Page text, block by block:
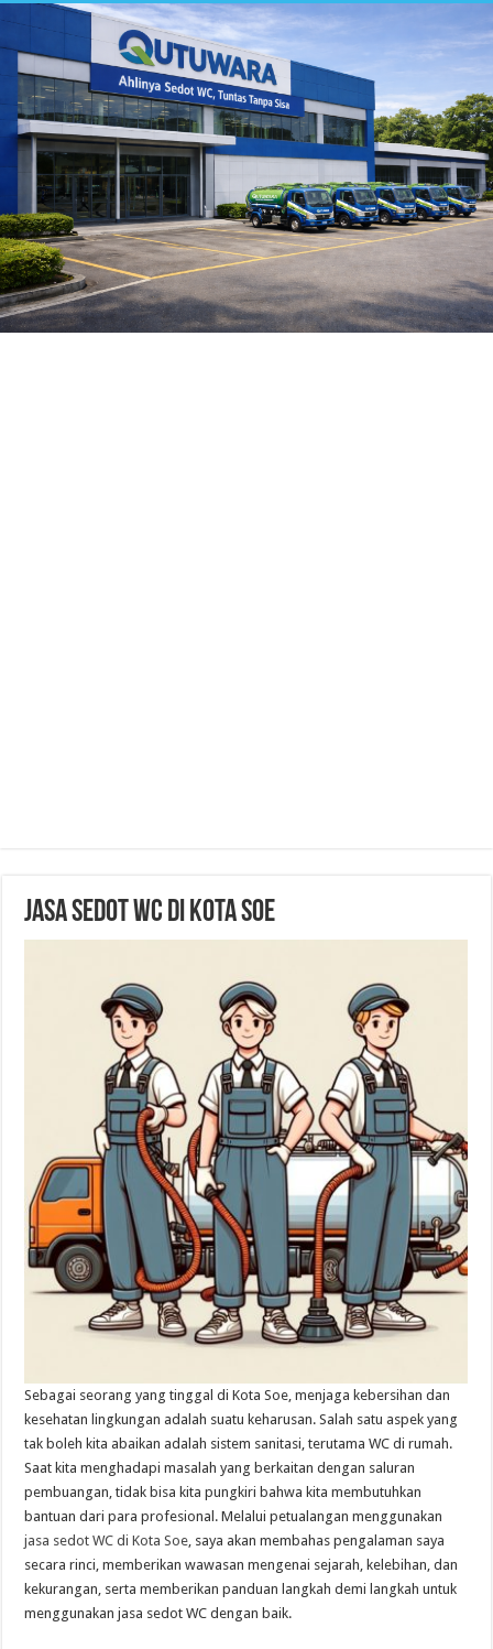
Jasa Sedot WC di Kota Soe
Sebagai seorang yang tinggal di Kota Soe, menjaga kebersihan dan
kesehatan lingkungan adalah suatu keharusan. Salah satu aspek yang
tak boleh kita abaikan adalah sistem sanitasi, terutama WC di rumah.
Saat kita menghadapi masalah yang berkaitan dengan saluran
pembuangan, tidak bisa kita pungkiri bahwa kita membutuhkan
bantuan dari para profesional. Melalui petualangan menggunakan
jasa sedot WC di Kota Soe , saya akan membahas pengalaman saya
secara rinci, memberikan wawasan mengenai sejarah, kelebihan, dan
kekurangan, serta memberikan panduan langkah demi langkah untuk
menggunakan jasa sedot WC dengan baik.